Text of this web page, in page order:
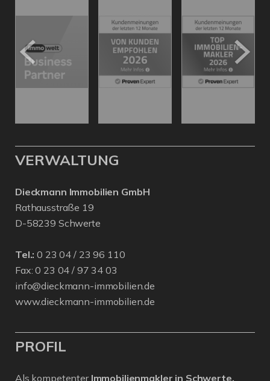
VERWALTUNG
Dieckmann Immobilien GmbH
Rathausstraße 19
D-58239 Schwerte
Tel.: 0 23 04 / 23 96 110
Fax: 0 23 04 / 97 34 03
info@dieckmann-immobilien.de
www.dieckmann-immobilien.de
PROFIL
Als kompetenter Immobilienmakler in Schwerte,